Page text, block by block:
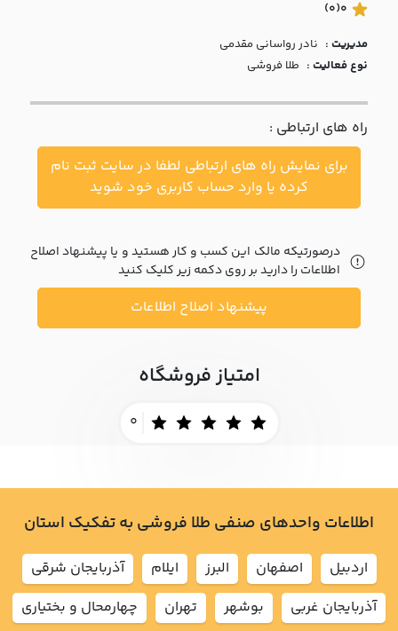
با ما
مقالات
اخبار
پرسش
متداول
خواست
0
(0)
مدیریت : نادر رواساني مقدمي
نوع فعالیت : طلا فروشی
راه های ارتباطی :
برای نمایش راه های ارتباطی لطفا در سایت ثبت نام
کرده یا وارد حساب کاربری خود شوید
درصورتیکه مالک این کسب و کار هستید و یا پیشنهاد اصلاح
اطلاعات را دارید بر روی دکمه زیر کلیک کنید
پیشنهاد اصلاح اطلاعات
امتیاز فروشگاه
0
اطلاعات واحدهای صنفی طلا فروشی به تفکیک استان
اردبيل اصفهان البرز ايلام
آذربايجان شرقي
آذربايجان غربي
بوشهر تهران
چهارمحال و بختياري